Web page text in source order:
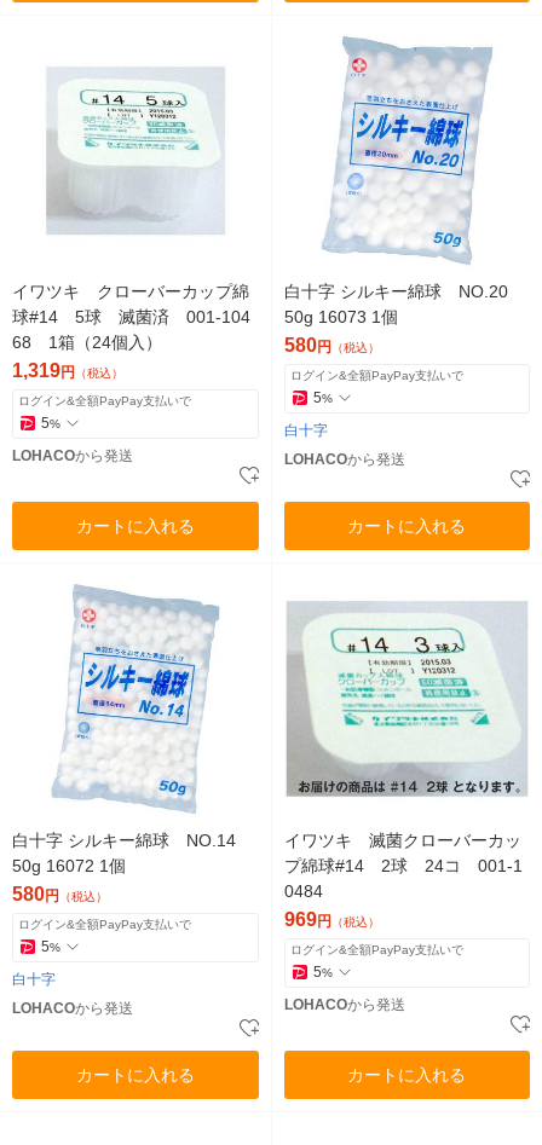
イワツキ クローバーカップ綿
球#14 5球 滅菌済 001-104
68 1箱（24個入）
1,319円 （税込）
ログイン&全額PayPay支払いで
5%
LOHACOから発送
カートに入れる
白十字 シルキー綿球 NO.20
50g 16073 1個
580円 （税込）
ログイン&全額PayPay支払いで
5%
白十字
LOHACOから発送
カートに入れる
白十字 シルキー綿球 NO.14
50g 16072 1個
580円 （税込）
ログイン&全額PayPay支払いで
5%
白十字
LOHACOから発送
カートに入れる
イワツキ 滅菌クローバーカッ
プ綿球#14 2球 24コ 001-1
0484
969円 （税込）
ログイン&全額PayPay支払いで
5%
LOHACOから発送
カートに入れる